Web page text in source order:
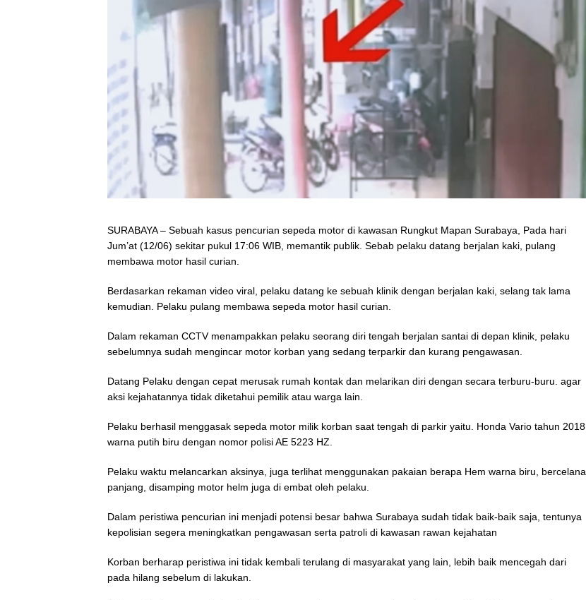
SURABAYA – Sebuah kasus pencurian sepeda motor di kawasan Rungkut Mapan Surabaya, Pada hari
Jum’at (12/06) sekitar pukul 17:06 WIB, memantik publik. Sebab pelaku datang berjalan kaki, pulang
membawa motor hasil curian.
Berdasarkan rekaman video viral, pelaku datang ke sebuah klinik dengan berjalan kaki, selang tak lama
kemudian. Pelaku pulang membawa sepeda motor hasil curian.
Dalam rekaman CCTV menampakkan pelaku seorang diri tengah berjalan santai di depan klinik, pelaku
sebelumnya sudah mengincar motor korban yang sedang terparkir dan kurang pengawasan.
Datang Pelaku dengan cepat merusak rumah kontak dan melarikan diri dengan secara terburu-buru. agar
aksi kejahatannya tidak diketahui pemilik atau warga lain.
Pelaku berhasil menggasak sepeda motor milik korban saat tengah di parkir yaitu. Honda Vario tahun 2018
warna putih biru dengan nomor polisi AE 5223 HZ.
Pelaku waktu melancarkan aksinya, juga terlihat menggunakan pakaian berapa Hem warna biru, bercelana
panjang, disamping motor helm juga di embat oleh pelaku.
Dalam peristiwa pencurian ini menjadi potensi besar bahwa Surabaya sudah tidak baik-baik saja, tentunya
kepolisian segera meningkatkan pengawasan serta patroli di kawasan rawan kejahatan
Korban berharap peristiwa ini tidak kembali terulang di masyarakat yang lain, lebih baik mencegah dari
pada hilang sebelum di lakukan.